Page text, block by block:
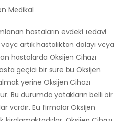
Medikal
hastaların evdeki tedavi
artık hastalıktan dolayı veya
hastalarda Oksijen Cihazı
geçici bir süre bu Oksijen
yerine Oksijen Cihazı
Bu durumda yatakların belli bir
vardır. Bu firmalar Oksijen